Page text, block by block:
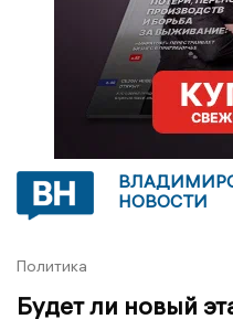
НОВОСТИ
Политика
Будет ли новый